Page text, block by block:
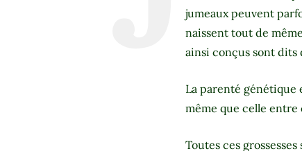
jumeaux peuvent
naissent tout de
ainsi conçus sont dits
La parenté génétique
même que celle entre
Toutes ces